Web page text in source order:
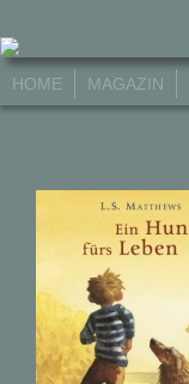
HOME MAGAZIN